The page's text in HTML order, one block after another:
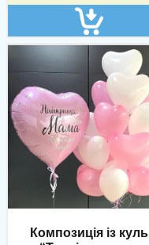
833,00 грн..
790,00 грн..
Композиція із куль